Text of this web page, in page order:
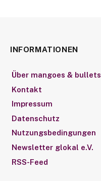
INFORMATIONEN
Über mangoes & bullets
Kontakt
Impressum
Datenschutz
Nutzungsbedingungen
Newsletter glokal e.V.
RSS-Feed